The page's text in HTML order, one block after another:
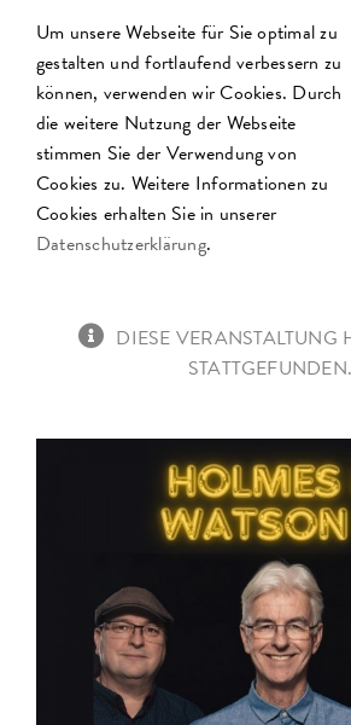
Inhalt
springen
DIESE VERANSTALTUNG
STATTGEFUNDEN.
Um unsere Webseite für Sie optimal zu
gestalten und fortlaufend verbessern zu
können, verwenden wir Cookies. Durch
die weitere Nutzung der Webseite
stimmen Sie der Verwendung von
Cookies zu. Weitere Informationen zu
Cookies erhalten Sie in unserer
Datenschutzerklärung.